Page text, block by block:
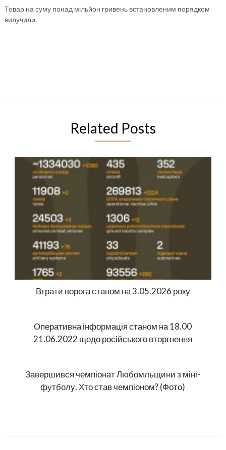
Товар на суму понад мільйон гривень встановленим порядком
вилучили.
Related Posts
Втрати ворога станом на 3.05.2026 року
Оперативна інформація станом на 18.00
21.06.2022 щодо російського вторгнення
Завершився чемпіонат Любомльщини з міні-
футболу. Хто став чемпіоном? (Фото)